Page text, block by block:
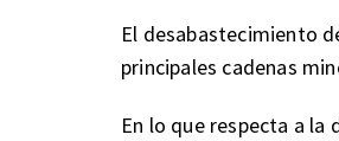
El desabastecimiento
principales cadenas
En lo que respecta a